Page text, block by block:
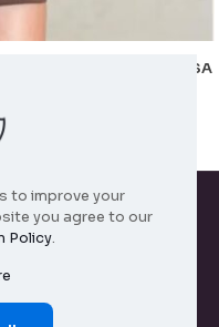
COM BOJO ALÇA GROSSA
to improve your
you agree to our
Policy.